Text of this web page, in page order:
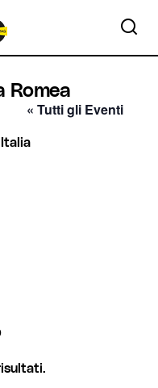
Romea
« Tutti gli Eventi
Italia